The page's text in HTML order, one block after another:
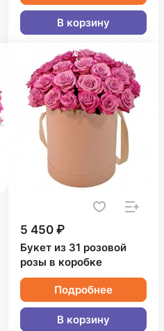
В корзину
5 450 ₽
Букет из 31 розовой
розы в коробке
Подробнее
В корзину